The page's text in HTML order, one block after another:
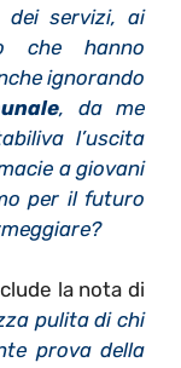
dei servizi, ai
che hanno
ignorando
, da me
l’uscita
a giovani
per il futuro
la nota di
pulita di chi
prova della